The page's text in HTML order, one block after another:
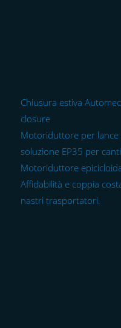
Chiusura estiva
closure
Motoriduttore per lance
soluzione EP35 per
Motoriduttore
Affidabilità e coppia
nastri trasportatori.